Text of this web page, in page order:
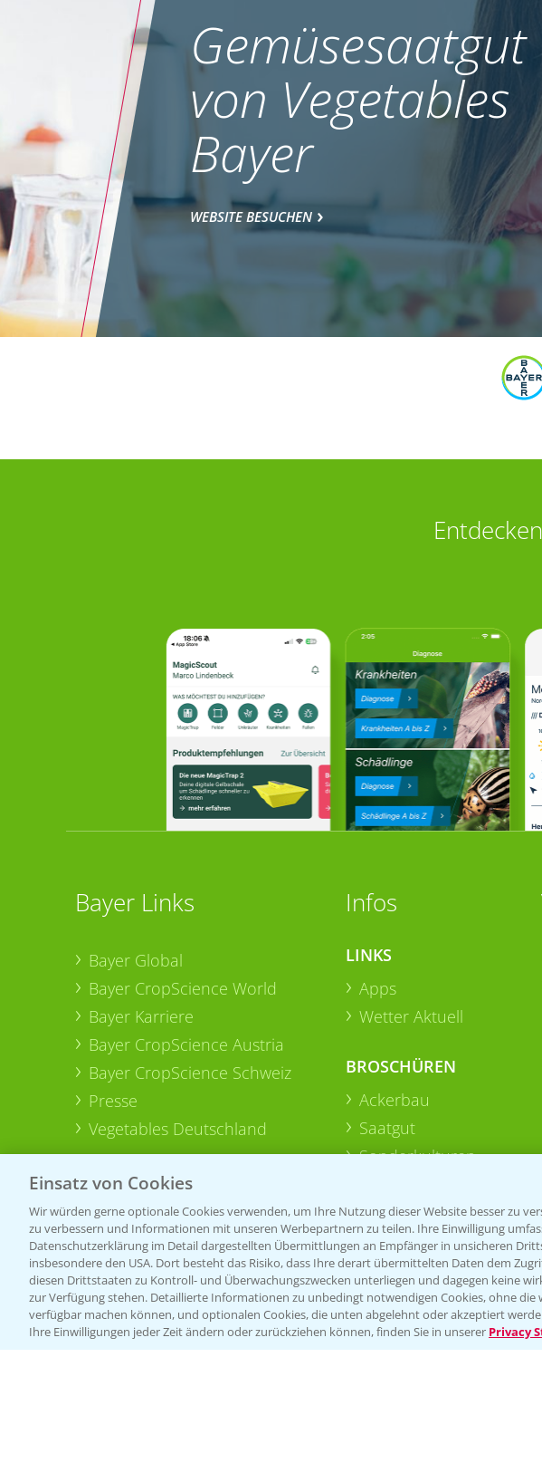
Bis zu 4
Gemüsesaatgut
von Vegetables
Bayer
WEBSITE BESUCHEN
Bayer Links
Bayer Global
Bayer CropScience World
Bayer Karriere
Bayer CropScience Austria
Bayer CropScience Schweiz
Presse
Vegetables Deutschland
Infos
LINKS
Apps
Wetter Aktuell
BROSCHÜREN
Ackerbau
Saatgut
Sonderkulturen
Einsatz von Cookies
Wir würden gerne optionale Cookies verwenden, um Ihre Nutzung dieser Website besser zu
zu verbessern und Informationen mit unseren Werbepartnern zu teilen. Ihre Einwilligung
Datenschutzerklärung im Detail dargestellten Übermittlungen an Empfänger in unsicheren
insbesondere den USA. Dort besteht das Risiko, dass Ihre derart übermittelten Daten dem
diesen Drittstaaten zu Kontroll- und Überwachungszwecken unterliegen und dagegen keine
zur Verfügung stehen. Detaillierte Informationen zu unbedingt notwendigen Cookies, ohne die
verfügbar machen können, und optionalen Cookies, die unten abgelehnt oder akzeptiert
Ihre Einwilligungen jeder Zeit ändern oder zurückziehen können, finden Sie in unserer Privacy